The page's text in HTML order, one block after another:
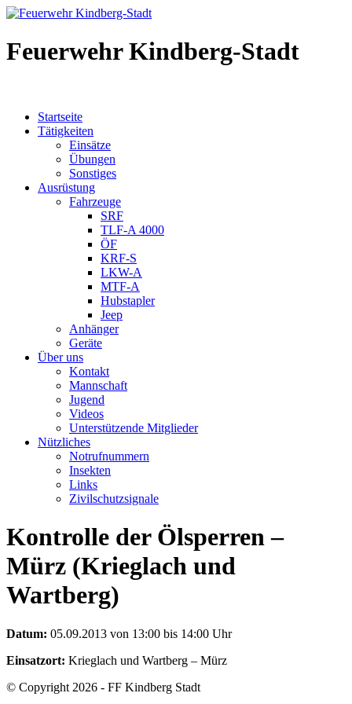
Feuerwehr Kindberg-Stadt
Startseite
Tätigkeiten
Einsätze
Übungen
Sonstiges
Ausrüstung
Fahrzeuge
SRF
TLF-A 4000
ÖF
KRF-S
LKW-A
MTF-A
Hubstapler
Jeep
Anhänger
Geräte
Über uns
Kontakt
Mannschaft
Jugend
Videos
Unterstützende Mitglieder
Nützliches
Notrufnummern
Insekten
Links
Zivilschutzsignale
Kontrolle der Ölsperren –
Mürz (Krieglach und
Wartberg)
Datum: 05.09.2013 von 13:00 bis 14:00 Uhr
Einsatzort: Krieglach und Wartberg – Mürz
© Copyright 2026 - FF Kindberg Stadt